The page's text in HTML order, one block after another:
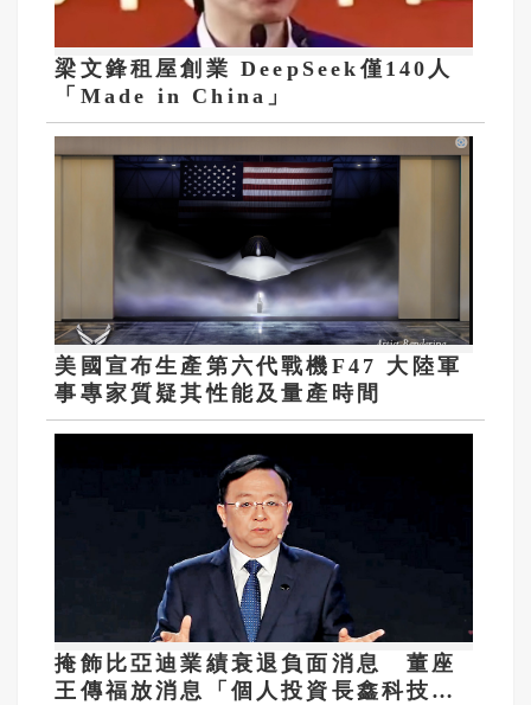
梁文鋒租屋創業 DeepSeek僅140人
「Made in China」
美國宣布生產第六代戰機F47 大陸軍
事專家質疑其性能及量產時間
掩飾比亞迪業績衰退負面消息 董座
王傳福放消息「個人投資長鑫科技獲